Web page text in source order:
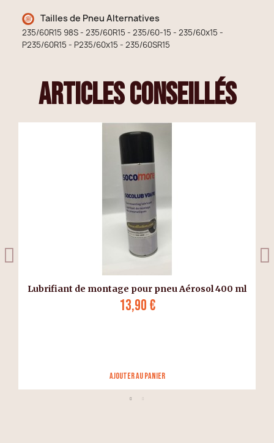
Tailles de Pneu Alternatives
235/60R15 98S - 235/60R15 - 235/60-15 - 235/60x15 -
P235/60R15 - P235/60x15 - 235/60SR15
articles conseillés
Lubrifiant de montage pour pneu Aérosol 400 ml
13,90 €
Ajouter au panier